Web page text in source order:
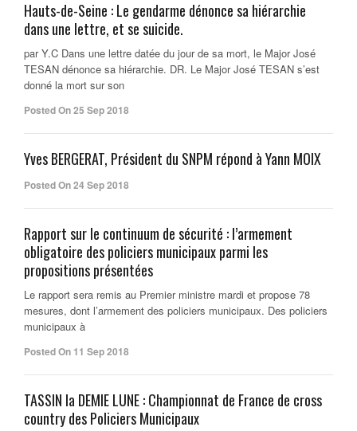
Hauts-de-Seine : Le gendarme dénonce sa hiérarchie
dans une lettre, et se suicide.
par Y.C Dans une lettre datée du jour de sa mort, le Major José
TESAN dénonce sa hiérarchie. DR. Le Major José TESAN s’est
donné la mort sur son
Posted On 25 Sep 2018
Yves BERGERAT, Président du SNPM répond à Yann MOIX
Posted On 24 Sep 2018
Rapport sur le continuum de sécurité : l’armement
obligatoire des policiers municipaux parmi les
propositions présentées
Le rapport sera remis au Premier ministre mardi et propose 78
mesures, dont l’armement des policiers municipaux. Des policiers
municipaux à
Posted On 11 Sep 2018
TASSIN la DEMIE LUNE : Championnat de France de cross
country des Policiers Municipaux